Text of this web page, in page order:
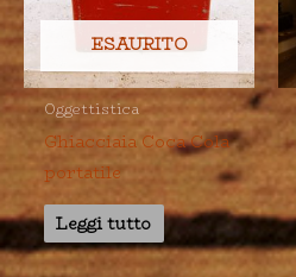
ESAURITO
Oggettistica
Ghiacciaia Coca Cola
portatile
Leggi tutto